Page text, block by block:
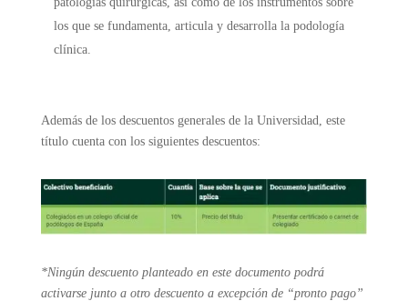
los que se fundamenta, articula y desarrolla la podología
clínica.
Además de los descuentos generales de la Universidad, este
título cuenta con los siguientes descuentos:
*Ningún descuento planteado en este documento podrá
activarse junto a otro descuento a excepción de “pronto pago”